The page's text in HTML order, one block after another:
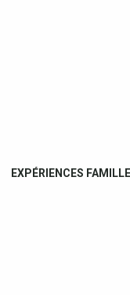
EXPÉRIENCES